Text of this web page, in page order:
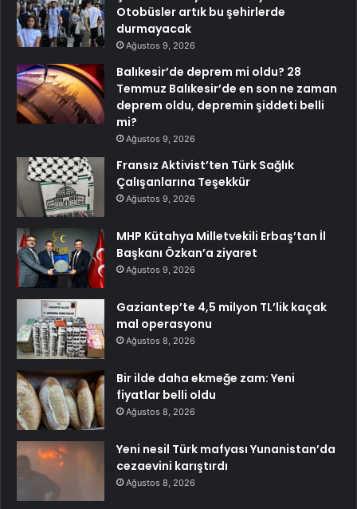
Otobüsler artık bu şehirlerde
durmayacak
Ağustos 9, 2026
Balıkesir’de deprem mi oldu? 28
Temmuz Balıkesir’de en son ne zaman
deprem oldu, depremin şiddeti belli
mi?
Ağustos 9, 2026
Fransız Aktivist’ten Türk Sağlık
Çalışanlarına Teşekkür
Ağustos 9, 2026
MHP Kütahya Milletvekili Erbaş’tan İl
Başkanı Özkan’a ziyaret
Ağustos 9, 2026
Gaziantep’te 4,5 milyon TL’lik kaçak
mal operasyonu
Ağustos 8, 2026
Bir ilde daha ekmeğe zam: Yeni
fiyatlar belli oldu
Ağustos 8, 2026
Yeni nesil Türk mafyası Yunanistan’da
cezaevini karıştırdı
Ağustos 8, 2026